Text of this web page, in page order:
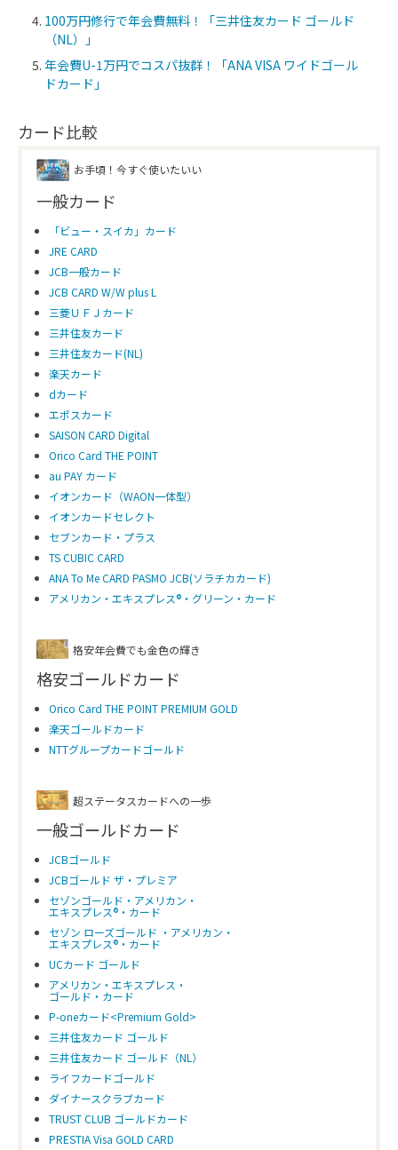
100万円修行で年会費無料！「三井住友カード ゴールド
（NL）」
年会費U-1万円でコスパ抜群！「ANA VISA ワイドゴール
ドカード」
カード比較
お手頃！今すぐ使いたいい
一般カード
「ビュー・スイカ」カード
JRE CARD
JCB一般カード
JCB CARD W/W plus L
三菱ＵＦＪカード
三井住友カード
三井住友カード(NL)
楽天カード
dカード
エポスカード
SAISON CARD Digital
Orico Card THE POINT
au PAY カード
イオンカード（WAON一体型）
イオンカードセレクト
セブンカード・プラス
TS CUBIC CARD
ANA To Me CARD PASMO JCB(ソラチカカード)
アメリカン・エキスプレス®・グリーン・カード
格安年会費でも金色の輝き
格安ゴールドカード
Orico Card THE POINT PREMIUM GOLD
楽天ゴールドカード
NTTグループカードゴールド
超ステータスカードへの一歩
一般ゴールドカード
JCBゴールド
JCBゴールド ザ・プレミア
セゾンゴールド・アメリカン・
エキスプレス®・カード
セゾン ローズゴールド ・アメリカン・
エキスプレス®・カード
UCカード ゴールド
アメリカン・エキスプレス・
ゴールド・カード
P-oneカード<Premium Gold>
三井住友カード ゴールド
三井住友カード ゴールド（NL）
ライフカードゴールド
ダイナースクラブカード
TRUST CLUB ゴールドカード
PRESTIA Visa GOLD CARD